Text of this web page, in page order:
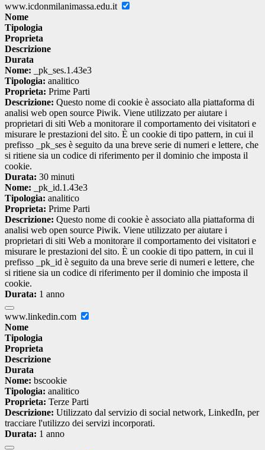
www.icdonmilanimassa.edu.it
Nome
Tipologia
Proprieta
Descrizione
Durata
Nome: _pk_ses.1.43e3
Tipologia: analitico
Proprieta: Prime Parti
Descrizione: Questo nome di cookie è associato alla piattaforma di
analisi web open source Piwik. Viene utilizzato per aiutare i
proprietari di siti Web a monitorare il comportamento dei visitatori e
misurare le prestazioni del sito. È un cookie di tipo pattern, in cui il
prefisso _pk_ses è seguito da una breve serie di numeri e lettere, che
si ritiene sia un codice di riferimento per il dominio che imposta il
cookie.
Durata: 30 minuti
Nome: _pk_id.1.43e3
Tipologia: analitico
Proprieta: Prime Parti
Descrizione: Questo nome di cookie è associato alla piattaforma di
analisi web open source Piwik. Viene utilizzato per aiutare i
proprietari di siti Web a monitorare il comportamento dei visitatori e
misurare le prestazioni del sito. È un cookie di tipo pattern, in cui il
prefisso _pk_id è seguito da una breve serie di numeri e lettere, che
si ritiene sia un codice di riferimento per il dominio che imposta il
cookie.
Durata: 1 anno
www.linkedin.com
Nome
Tipologia
Proprieta
Descrizione
Durata
Nome: bscookie
Tipologia: analitico
Proprieta: Terze Parti
Descrizione: Utilizzato dal servizio di social network, LinkedIn, per
tracciare l'utilizzo dei servizi incorporati.
Durata: 1 anno